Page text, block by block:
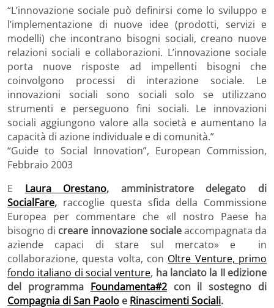
“L’innovazione sociale può definirsi come lo sviluppo e
l’implementazione di nuove idee (prodotti, servizi e
modelli) che incontrano bisogni sociali, creano nuove
relazioni sociali e collaborazioni. L’innovazione sociale
porta nuove risposte ad impellenti bisogni che
coinvolgono processi di interazione sociale. Le
innovazioni sociali sono sociali solo se utilizzano
strumenti e perseguono fini sociali. Le innovazioni
sociali aggiungono valore alla società e aumentano la
capacità di azione individuale e di comunità.”
“Guide to Social Innovation”, European Commission,
Febbraio 2003
E Laura Orestano,
amministratore delegato di
SocialFare, raccoglie questa sfida della Commissione
Europea per commentare che «Il nostro Paese ha
bisogno di creare innovazione socialeaccompagnata da
aziende capaci di stare sul mercato» e in
collaborazione, questa volta, con Oltre Venture, primo
fondo italiano di social venture, ha lanciato la II edizione
del programma Foundamenta#2con il sostegno di
Compagnia di San Paolo e Rinascimenti Sociali.